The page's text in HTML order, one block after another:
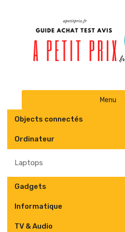
content
Menu
Objects connectés
Ordinateur
Laptops
Gadgets
Informatique
TV & Audio